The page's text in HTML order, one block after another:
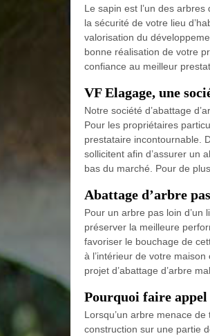
Le sapin est l’un des
la sécurité de votre lieu
valorisation du
bonne réalisation de votre
confiance au meilleur
VF Elagage, une
Notre société d’abattage
Pour les propriétaires
prestataire incontournable.
sollicitent afin d’assurer un
bas du marché. Pour de
Abattage d’arbre
Pour un arbre pas loin d’un
préserver la meilleure
favoriser le bouchage de
à l’intérieur de votre
projet d’abattage d’arbre
Pourquoi faire appel
Lorsqu’un arbre menace
construction sur une partie